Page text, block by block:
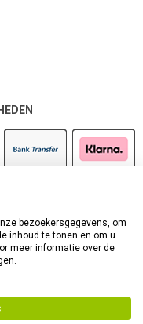
bezoekersgegevens, om
inhoud te tonen en om u
meer informatie over de